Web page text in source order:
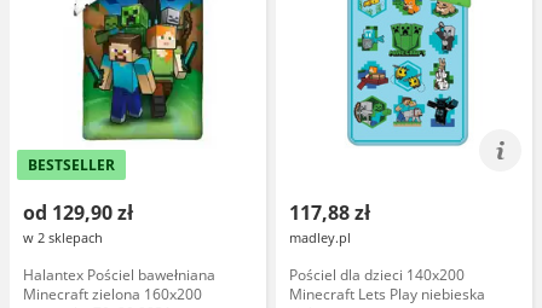
BESTSELLER
od 129,90 zł
w 2 sklepach
Halantex Pościel bawełniana
Minecraft zielona 160x200
117,88 zł
madley.pl
Pościel dla dzieci 140x200
Minecraft Lets Play niebieska